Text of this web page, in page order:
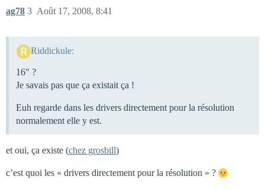
ag78 Août 17, 2008, 8:41
3
Riddickule:
16" ?
Je savais pas que ça existait ça !
Euh regarde dans les drivers directement pour la résolution
normalement elle y est.
et oui, ça existe (chez grosbill)
c’est quoi les « drivers directement pour la résolution » ?